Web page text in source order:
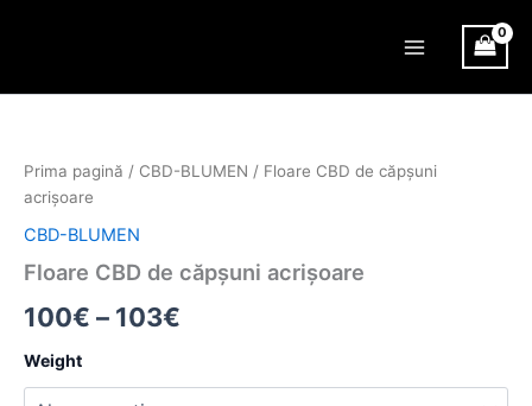
Menu
Prima pagină / CBD-BLUMEN / Floare CBD de căpșuni
acrișoare
CBD-BLUMEN
Floare CBD de căpșuni acrișoare
100€ – 103€
de
până
Weight
de
căpșuni
acrișoare